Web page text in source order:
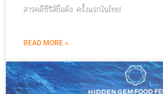
สารคดีซีรีส์ชื่อดัง ครั้งแรกในไทย!
READ MORE »